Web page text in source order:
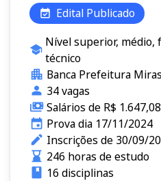
Edital Publicado
Nível superior, médio,
técnico
Banca Prefeitura
34 vagas
Salários de R$
Prova dia 17/11/2024
Inscrições de 30/09/
246 horas de estudo
16 disciplinas